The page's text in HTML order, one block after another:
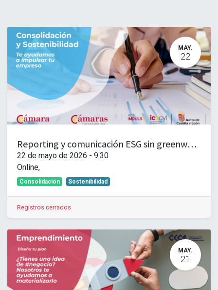
MAY.
22
Reporting y comunicación ESG sin greenwashing. Decir lo que haces, hacer lo que dices
22 de mayo de 2026 - 9:30
Online,
Consolidación Sostenibilidad
Registros cerrados
MAY.
21